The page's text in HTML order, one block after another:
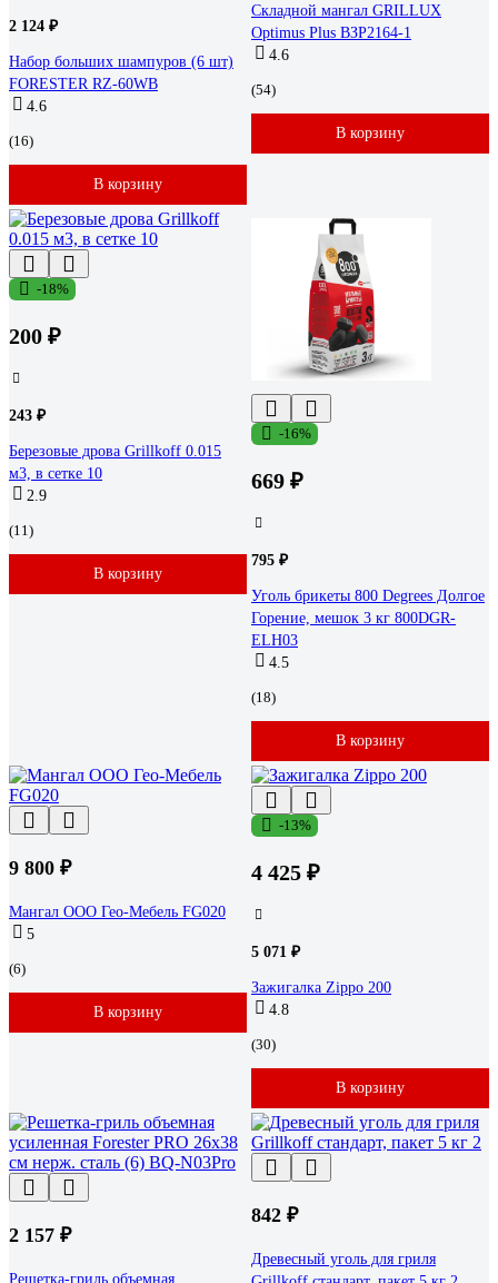
2 124 ₽
Набор больших шампуров (6 шт)
FORESTER RZ-60WB
4.6
(16)
В корзину
Складной мангал GRILLUX
Optimus Plus ВЗР2164-1
4.6
(54)
В корзину
-18%
200 ₽
243 ₽
Березовые дрова Grillkoff 0.015
м3, в сетке 10
2.9
(11)
В корзину
-16%
669 ₽
795 ₽
Уголь брикеты 800 Degrees Долгое
Горение, мешок 3 кг 800DGR-
ELH03
4.5
(18)
В корзину
9 800 ₽
Мангал ООО Гео-Мебель FG020
5
(6)
В корзину
-13%
4 425 ₽
5 071 ₽
Зажигалка Zippo 200
4.8
(30)
В корзину
2 157 ₽
Решетка-гриль объемная
842 ₽
Древесный уголь для гриля